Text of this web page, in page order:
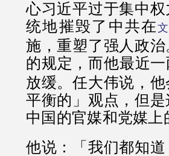
心习近平过于集中
统地摧毁了中共在
施，重塑了强人政
的规定，而他最近
放缓。任大伟说，
平衡的」观点，但
中国的官媒和党媒上
他说：「我们都知